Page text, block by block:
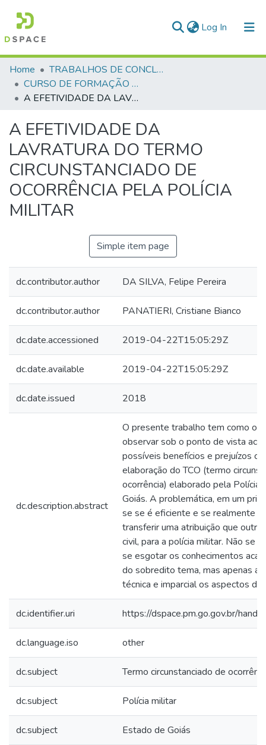
Log In (current)
Communities & Collections
All of DSpace
Home
TRABALHOS DE CONCLUSÃO DE CURSO - CFP (CURSO DE FORMAÇÃO DE PRAÇAS)
CURSO DE FORMAÇÃO DE PRAÇAS - CFP - 2018
A EFETIVIDADE DA LAVRATURA DO TERMO CIRCUNSTANCIADO DE OCORRÊNCIA PELA POLÍCIA MILITAR
A EFETIVIDADE DA
LAVRATURA DO TERMO
CIRCUNSTANCIADO DE
OCORRÊNCIA PELA POLÍCIA
MILITAR
Simple item page
dc.contributor.author DA SILVA, Felipe Pereira
dc.contributor.author PANATIERI, Cristiane Bianco
dc.date.accessioned 2019-04-22T15:05:29Z
dc.date.available 2019-04-22T15:05:29Z
dc.date.issued 2018
dc.description.abstract
O presente trabalho tem como
observar sob o ponto de vista
possíveis benefícios e prejuízos
elaboração do TCO (termo
ocorrência) elaborado pela
Goiás. A problemática, em um
se se é eficiente e se realmente
transferir uma atribuição que
civil, para a polícia militar. Não se
se esgotar os conhecimentos
do sobredito tema, mas apenas
técnica e imparcial os aspectos
dc.identifier.uri https://dspace.pm.go.gov.br/
dc.language.iso other
dc.subject Termo circunstanciado de
dc.subject Polícia militar
dc.subject Estado de Goiás